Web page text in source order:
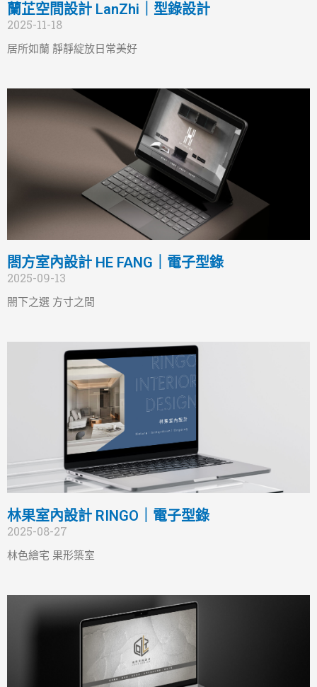
蘭芷空間設計 LanZhi｜型錄設計
2025-11-18
居所如蘭 靜靜綻放日常美好
閤方室內設計 HE FANG｜電子型錄
2025-09-13
閤下之選 方寸之間
林果室內設計 RINGO｜電子型錄
2025-08-27
林色繪宅 果形築室